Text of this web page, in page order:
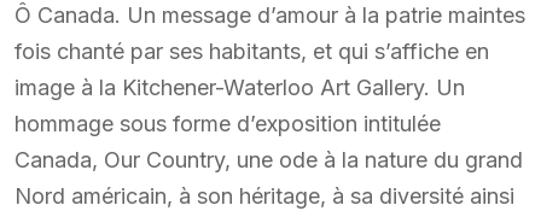
Ô Canada. Un message d’amour à la patrie maintes
fois chanté par ses habitants, et qui s’affiche en
image à la Kitchener-Waterloo Art Gallery. Un
hommage sous forme d’exposition intitulée
Canada, Our Country, une ode à la nature du grand
Nord américain, à son héritage, à sa diversité ainsi